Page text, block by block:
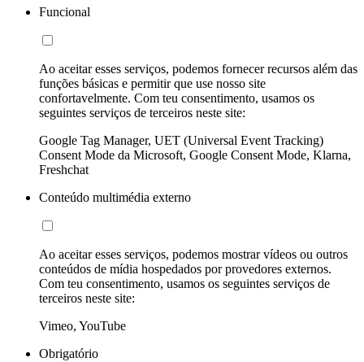
Funcional
Ao aceitar esses serviços, podemos fornecer recursos além das
funções básicas e permitir que use nosso site
confortavelmente. Com teu consentimento, usamos os
seguintes serviços de terceiros neste site:
Google Tag Manager, UET (Universal Event Tracking)
Consent Mode da Microsoft, Google Consent Mode, Klarna,
Freshchat
Conteúdo multimédia externo
Ao aceitar esses serviços, podemos mostrar vídeos ou outros
conteúdos de mídia hospedados por provedores externos.
Com teu consentimento, usamos os seguintes serviços de
terceiros neste site:
Vimeo, YouTube
Obrigatório